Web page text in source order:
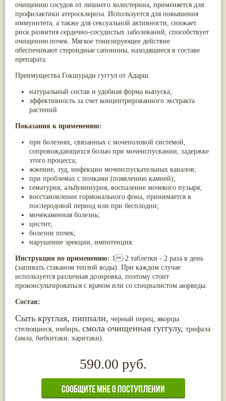
очищению сосудов от лишнего холестерина, применяется для
профилактики атеросклероза. Используется для повышения
иммунитета, а также для сексуальной активности, снижает
риск развития сердечно-сосудистых заболеваний, способствует
очищению почек. Мягкое тонизирующее действие
обеспечивают стероидные сапонины, находящиеся в составе
препарата.
Преимущества Гокшуради гуггул от Адарш:
натуральный состав и удобная форма выпуска;
эффективность за счет концентрированного экстракта
растений.
Показания к применению:
при болезнях, связанных с мочеполовой системой,
сопровождающихся болью при мочеиспускании, задержке
этого процесса;
жжение, зуд, инфекции мочеиспускательных каналов;
при проблемах с почками (появлению камней);
гематурия, альбуминурия, воспаление мочевого пузыря;
восстановление гормонального фона, принимается в
послеродовой период или при бесплодии;
мочекаменная болезнь;
цистит;
болезни почек;
нарушение эрекции, импотенция.
Инструкция по применению: 1-2 таблетки - 2 раза в день
(запивать стаканом теплой воды). При каждом случае
используется различная дозировка, поэтому стоит
проконсультироваться с врачом или со специалистом аюрведы.
Состав:
Сыть круглая, пиппали, черный перец, якорцы
стелющиеся, имбирь, смола очищенная гуггулу, трифала
(амла, бибхитаки, харитаки).
590.00 руб.
Паслён черный(13)
Ипомея(12)
Коричник цейлонский(12)
Мирра(12)
Розовая соль(12)
Сверция(12)
Виноград
Коровье молоко (11)
(11)
Ним(11)
Патала
Перец чаба
Соссюрея/кушта(11)
Алойное дерево(10)
Асафетида(10)
Пармелия (10)
Тмин обыкновенный(10)
Ашока(9)
Вишня гималайская(9)
Данти(9)
Мурва(9)
Птерокарпус мешковидный(9)
Юстиция сосудистая/Васака
Жасмин(8)
Каранджа(8)
Кутаки(8)
Мята(8)
Пушкара(8)
more...